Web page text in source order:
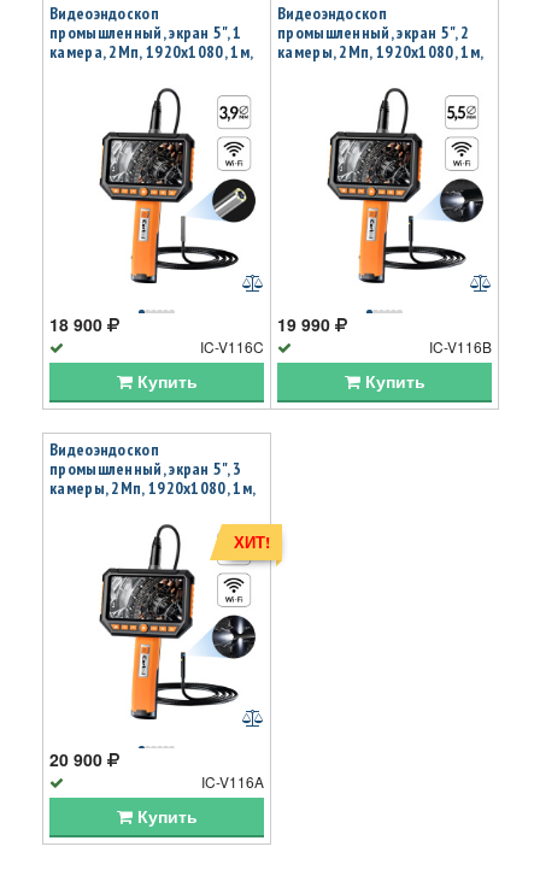
Видеоэндоскоп
промышленный, экран 5", 1
камера, 2Мп, 1920х1080, 1м,
18 900
IC-V116C
Купить
Видеоэндоскоп
промышленный, экран 5", 2
камеры, 2Мп, 1920х1080, 1м,
19 990
IC-V116B
Купить
Видеоэндоскоп
промышленный, экран 5", 3
камеры, 2Мп, 1920х1080, 1м,
20 900
IC-V116A
Купить
ХИТ!